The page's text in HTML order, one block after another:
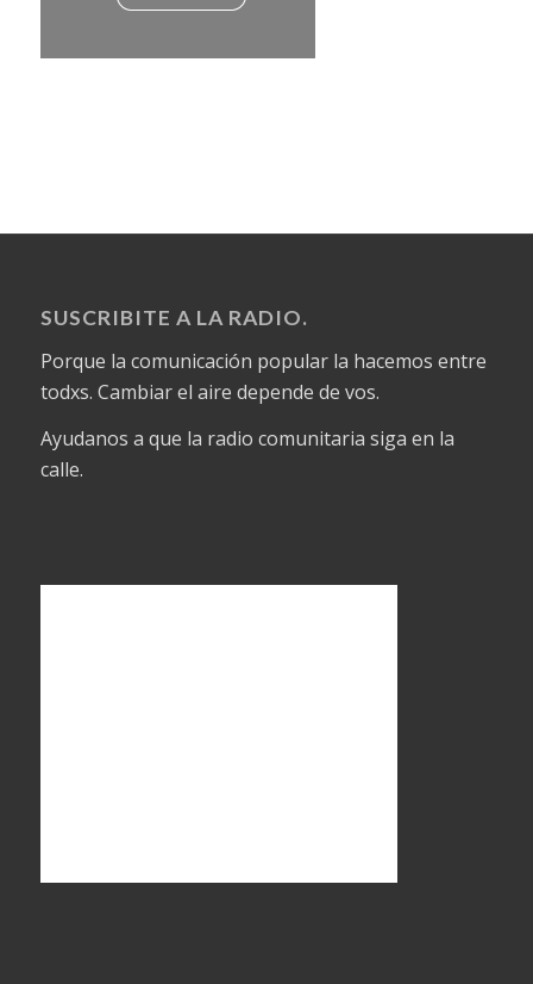
SUSCRIBITE A LA RADIO.
Porque la comunicación popular la hacemos entre
todxs. Cambiar el aire depende de vos.
Ayudanos a que la radio comunitaria siga en la
calle.